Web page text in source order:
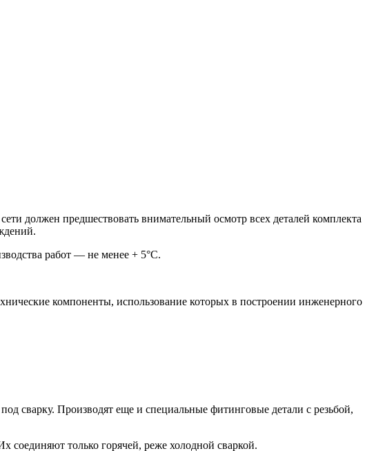
должен предшествовать внимательный осмотр всех деталей комплекта
работ — не менее + 5°С.
компоненты, использование которых в построении инженерного
сварку. Производят еще и специальные фитинговые детали с резьбой,
соединяют только горячей, реже холодной сваркой.